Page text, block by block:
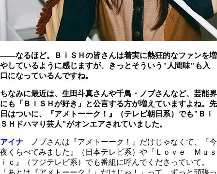
――なるほど。ＢｉＳＨの皆さんは着実に熱狂的なファンを増
やしているように感じますが、きっとそういう"人間味"も入
口になっているんですね。
ちなみに最近は、生田斗真さんや千鳥・ノブさんなど、芸能界
にも「ＢｉＳＨが好き」と公言する方が増えていますよね。先
日はついに、『アメトーーク！』（テレビ朝日系）でも"Ｂｉ
ＳＨドハマり芸人"がオンエアされていました。
アイナ ノブさんは『アメトーーク！』だけじゃなくて、『今
夜くらべてみました』（日本テレビ系）や『Ｌｏｖｅ Ｍｕｓ
ｉｃ』（フジテレビ系）でも番組に呼んでくださっていて。
「あとは『アメトーーク！』だけじゃ！」って、ずっと頑張っ